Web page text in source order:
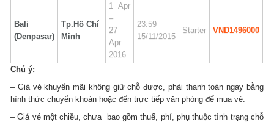
Bali
(Denpasar)
Tp.Hồ Chí
Minh
1 Apr
–
27
Apr
2016
23:59
15/11/2015
Starter VND1496000
Chú ý:
– Giá vé khuyến mãi không giữ chỗ được, phải thanh toán ngay bằng
hình thức chuyển khoản hoặc đến trực tiếp văn phòng để mua vé.
– Giá vé một chiều, chưa bao gồm thuế, phí, phụ thuộc tình trạng chỗ